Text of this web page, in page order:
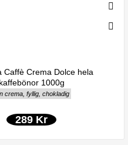
Caffè Crema Dolce hela
kaffebönor 1000g
crema, fyllig, chokladig
289 Kr